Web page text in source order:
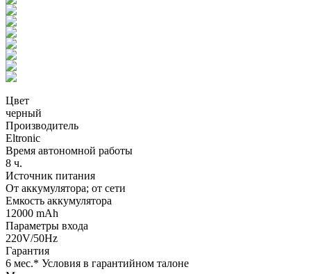
Цвет
черный
Производитель
Eltronic
Время автономной работы
8 ч.
Источник питания
От аккумулятора; от сети
Емкость аккумулятора
12000 mAh
Параметры входа
220V/50Hz
Гарантия
6 мес.* Условия в гарантийном талоне